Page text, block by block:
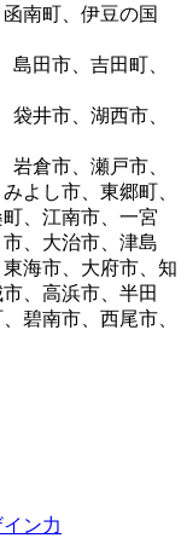
南町、伊豆の国
田市、吉田町、
井市、湖西市、
倉市、瀬戸市、
よし市、東郷町、
、江南市、一宮
、大治市、津島
海市、大府市、知
、高浜市、半田
碧南市、西尾市、
ン力